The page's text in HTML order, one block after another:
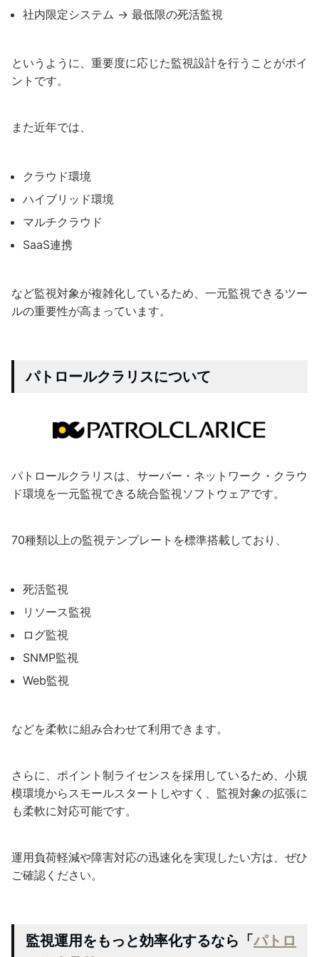
社内限定システム → 最低限の死活監視
というように、重要度に応じた監視設計を行うことがポイ
ントです。
また近年では、
クラウド環境
ハイブリッド環境
マルチクラウド
SaaS連携
など監視対象が複雑化しているため、一元監視できるツー
ルの重要性が高まっています。
パトロールクラリスについて
パトロールクラリスは、サーバー・ネットワーク・クラウ
ド環境を一元監視できる統合監視ソフトウェアです。
70種類以上の監視テンプレートを標準搭載しており、
死活監視
リソース監視
ログ監視
SNMP監視
Web監視
などを柔軟に組み合わせて利用できます。
さらに、ポイント制ライセンスを採用しているため、小規
模環境からスモールスタートしやすく、監視対象の拡張に
も柔軟に対応可能です。
運用負荷軽減や障害対応の迅速化を実現したい方は、ぜひ
ご確認ください。
監視運用をもっと効率化するなら「パトロ